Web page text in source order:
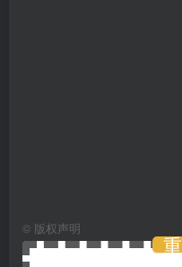
© 版权声明